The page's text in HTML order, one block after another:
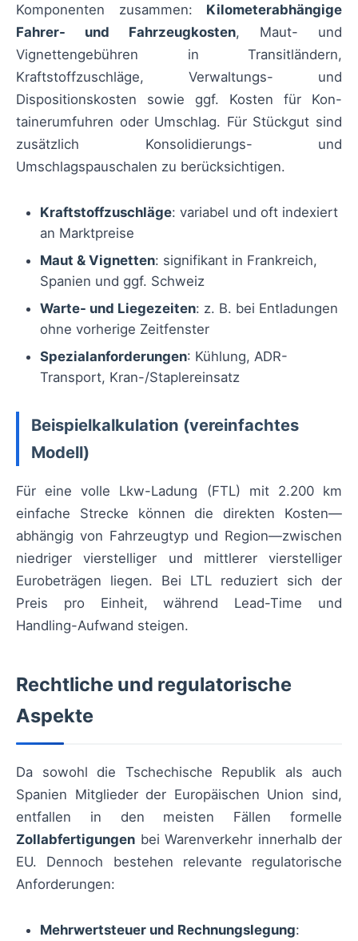
Komponenten zusammen: Kilometerabhängige
Fahrer- und Fahrzeugkosten, Maut- und
Vignettengebühren in Transitländern,
Kraftstoffzuschläge, Verwaltungs- und
Dispositionskosten sowie ggf. Kosten für Kon-
tainerumfuhren oder Umschlag. Für Stückgut sind
zusätzlich Konsolidierungs- und
Umschlagspauschalen zu berücksichtigen.
Kraftstoffzuschläge: variabel und oft indexiert
an Marktpreise
Maut & Vignetten: signifikant in Frankreich,
Spanien und ggf. Schweiz
Warte- und Liegezeiten: z. B. bei Entladungen
ohne vorherige Zeitfenster
Spezialanforderungen: Kühlung, ADR-
Transport, Kran-/Staplereinsatz
Beispielkalkulation (vereinfachtes
Modell)
Für eine volle Lkw-Ladung (FTL) mit 2.200 km
einfache Strecke können die direkten Kosten—
abhängig von Fahrzeugtyp und Region—zwischen
niedriger vierstelliger und mittlerer vierstelliger
Eurobeträgen liegen. Bei LTL reduziert sich der
Preis pro Einheit, während Lead-Time und
Handling-Aufwand steigen.
Rechtliche und regulatorische
Aspekte
Da sowohl die Tschechische Republik als auch
Spanien Mitglieder der Europäischen Union sind,
entfallen in den meisten Fällen formelle
Zollabfertigungen bei Warenverkehr innerhalb der
EU. Dennoch bestehen relevante regulatorische
Anforderungen:
Mehrwertsteuer und Rechnungslegung: